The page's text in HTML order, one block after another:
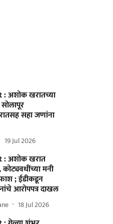
अशोक खरातच्या
सहा जणांना
19 Jul 2026
: अशोक खरात
मनी
; ईडीकडून
आरोपपत्र दाखल
18 Jul 2026